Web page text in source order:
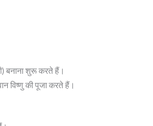
बनाना शुरू करते हैं।
विष्णु की पूजा करते हैं।